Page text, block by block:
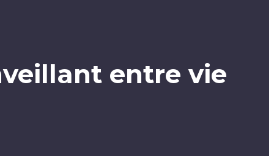
entre vie